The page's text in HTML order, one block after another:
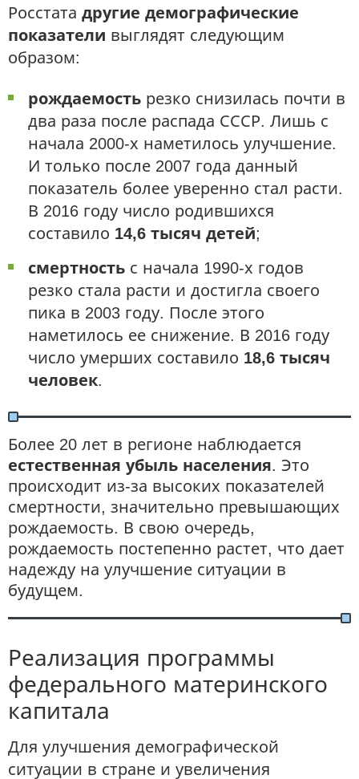
Росстата другие демографические
показатели выглядят следующим
образом:
рождаемость резко снизилась почти в
два раза после распада СССР. Лишь с
начала 2000-х наметилось улучшение.
И только после 2007 года данный
показатель более уверенно стал расти.
В 2016 году число родившихся
составило 14,6 тысяч детей;
смертность с начала 1990-х годов
резко стала расти и достигла своего
пика в 2003 году. После этого
наметилось ее снижение. В 2016 году
число умерших составило 18,6 тысяч
человек.
Более 20 лет в регионе наблюдается
естественная убыль населения. Это
происходит из-за высоких показателей
смертности, значительно превышающих
рождаемость. В свою очередь,
рождаемость постепенно растет, что дает
надежду на улучшение ситуации в
будущем.
Реализация программы
федерального материнского
капитала
Для улучшения демографической
ситуации в стране и увеличения